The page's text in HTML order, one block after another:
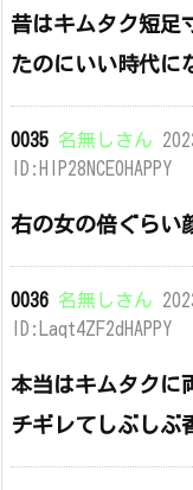
昔はキムタク短足
たのにいい時代に
0035 名無しさん
ID:HIP28NCE0HAPPY
右の女の倍ぐらい
0036 名無しさん
ID:Laqt4ZF2dHAPPY
本当はキムタクに
チギレてしぶしぶ